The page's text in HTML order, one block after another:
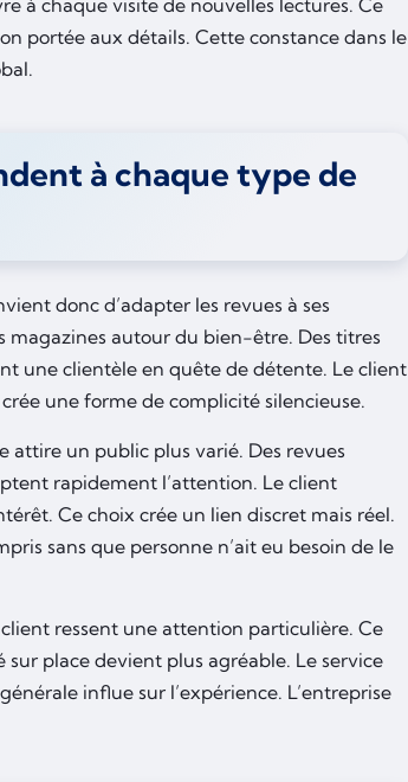
à chaque visite de nouvelles lectures. Ce
portée aux détails. Cette constance dans le
à chaque type de
donc d’adapter les revues à ses
magazines autour du bien-être. Des titres
une clientèle en quête de détente. Le client
une forme de complicité silencieuse.
attire un public plus varié. Des revues
rapidement l’attention. Le client
Ce choix crée un lien discret mais réel.
sans que personne n’ait eu besoin de le
ressent une attention particulière. Ce
place devient plus agréable. Le service
influe sur l’expérience. L’entreprise